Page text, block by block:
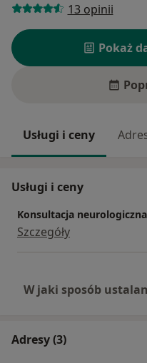
13 opinii
Pokaż
Usługi i ceny
Usługi i ceny
Konsultacja neurologiczna
Szczegóły
W jaki sposób
Adresy (3)